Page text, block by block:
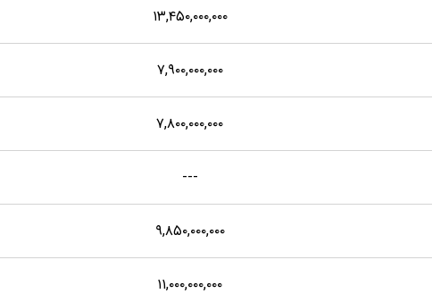
۱۳,۴۵۰,۰۰۰,۰۰۰
۷,۹۰۰,۰۰۰,۰۰۰
۷,۸۰۰,۰۰۰,۰۰۰
---
۹,۸۵۰,۰۰۰,۰۰۰
۱۱,۰۰۰,۰۰۰,۰۰۰